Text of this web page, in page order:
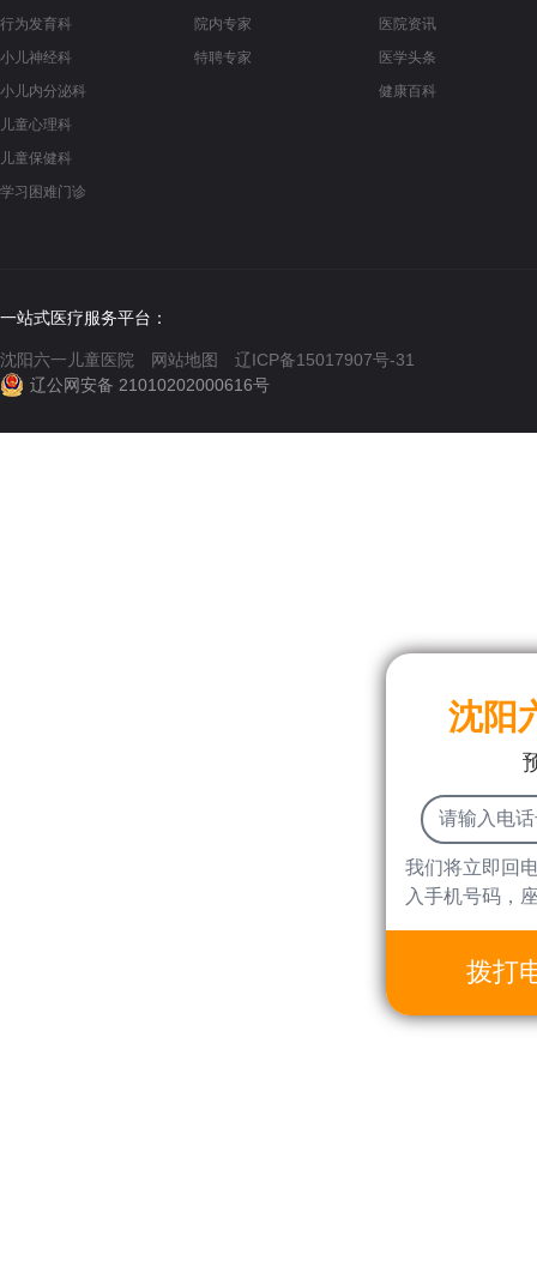
行为发育科
小儿神经科
小儿内分泌科
儿童心理科
儿童保健科
学习困难门诊
院内专家
特聘专家
医院资讯
医学头条
健康百科
一站式医疗服务平台：
沈阳六一儿童医院 网站地图
辽ICP备15017907号-31
辽公网安备 21010202000616号
沈阳
我们将立即回
入手机号码，
拨打